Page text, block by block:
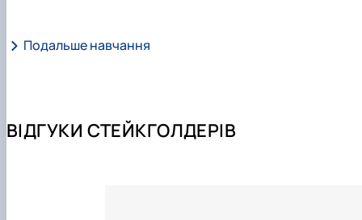
Подальше навчання
ВІДГУКИ СТЕЙКГОЛДЕРІВ